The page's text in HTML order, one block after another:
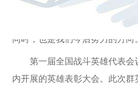
出席全国战斗英雄代表会
司令发了致敬电。这份致敬电
同时，也是我们今后努力的方向。
第一届全国战斗英雄代表
内开展的英雄表彰大会。此次